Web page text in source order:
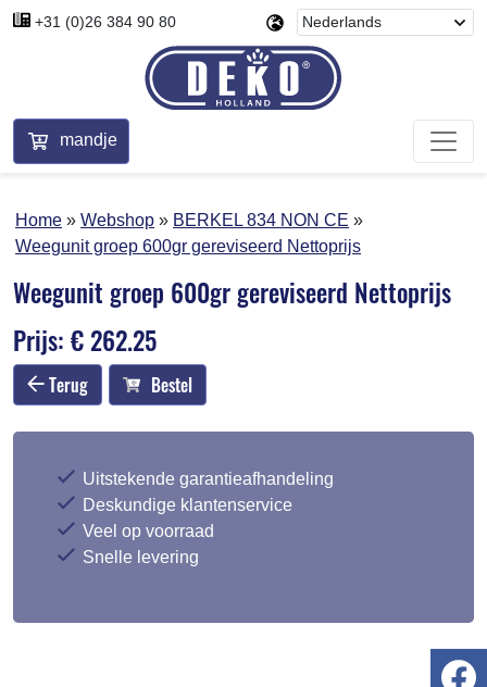
+31 (0)26 384 90 80
mandje
Home Webshop
BERKEL 834 NON CE
Weegunit groep 600gr gereviseerd Nettoprijs
Weegunit groep 600gr gereviseerd Nettoprijs
Prijs: € 262.25
Terug Bestel
Uitstekende garantieafhandeling
Deskundige klantenservice
Veel op voorraad
Snelle levering